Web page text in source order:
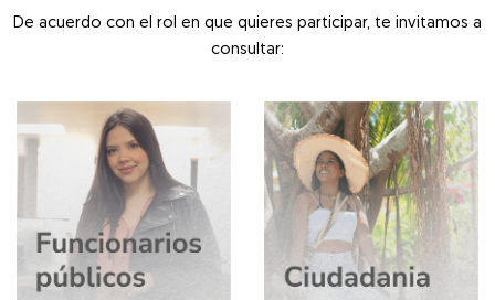
De acuerdo con el rol en que quieres participar, te invitamos a
consultar: